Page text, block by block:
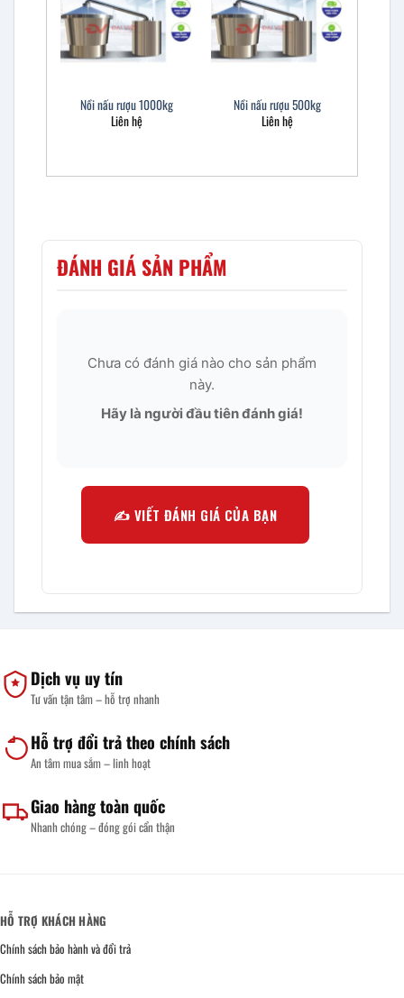
Nồi nấu rượu 1000kg
Liên hệ
Nồi nấu rượu 500kg
Liên hệ
ĐÁNH GIÁ SẢN PHẨM
Chưa có đánh giá nào cho sản phẩm
này.
Hãy là người đầu tiên đánh giá!
✍️ VIẾT ĐÁNH GIÁ CỦA BẠN
Dịch vụ uy tín
Tư vấn tận tâm – hỗ trợ nhanh
Hỗ trợ đổi trả theo chính sách
An tâm mua sắm – linh hoạt
Giao hàng toàn quốc
Nhanh chóng – đóng gói cẩn thận
HỖ TRỢ KHÁCH HÀNG
Chính sách bảo hành và đổi trả
Chính sách bảo mật